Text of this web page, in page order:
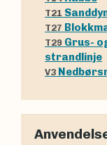
T21
T27
T29 Grus-
strandlinje
V3